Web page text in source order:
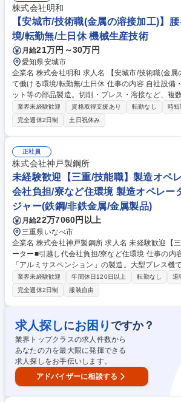
注先の品質管理に関する業務にも携わっていただ
す。【キャリアパス】将来的には当該業務のリー
たいと考えています。 募集職種 ★転勤無【名古屋/品質管理】プライム上
場/世界規模の総合アルミニウムメーカー
株式会社明和
【安城市/技術職(金属の溶接加工)】
境/転勤無/土日休 機械生産技術
月給21万円～30万円
愛知県安城市
企業名 株式会社明和 求人名 【安城市/技術職(金属の溶接加工)】腰を据え
て働ける環境/転勤無/土日休 仕事の内容 自社設備・搬送機械・産業用ロボ
ット等の部品製造。切削・プレス・溶接など、複
す。大手メーカーとの取引も厚い安定企業で、一
ることができます。 レーザー・板金加工・溶接加工といった様々な加工技
術を持っておりますので、多能工を目指すことが
み】当社は精密な金属加工をコア技術としていま
会社FUJI様とのお取引があり、金型の設計から製
行える高い技術力で評価いただいています。レー
幅広い技術から最適な生産を提案し、複合加工で
が対応可能です。 募集職種 【安城市/技術職(金属の溶接加工)】腰を据え
て働ける環境/転勤無/土日休
業界未経験歓迎 資格取得支援あり 転勤なし 時短
完全週休2日制
土日祝休み
正社員
株式会社神戸製鋼所
未経験歓迎【三重/技能職】製造オペ
会社負担/寮など住環境 製造オペレー
ジャー(鉄鋼/非鉄金属/金属製品)
月給22万7060円以上
三重県いなべ市
企業名 株式会社神戸製鋼所 求人名 未経験歓迎【三重/技能職】製造オペレ
ーター■引越し代会社負担/寮など住環境 仕事の内容 EV普及で欠かせない
「アルミサスペンション」の製造。大型プレス機
料を溶かす工程（鋳造）をチームで担当します。2
るため、未経験からでも安心してスタートできます。 【詳細】■アル
ンゴットや再生材料のフォークリフト運搬■溶解炉
による操作■溶解したアルミの攪拌および滓の除
探傷、外観）および払い出し作業 【魅力】自分が
V車に使われ、世界の「環境対応」を支える実感を
いチームで連携するため、一人で抱え込むことは
援も充実しています。 募集職種 未経験歓迎【三重/技能職】製造オペレー
ター■引越し代会社負担/寮など住環境
業界未経験歓迎 年間休日120日以上 転勤なし
退
完全週休2日制
服装自由
求人探しにお困り ですか？
業界トップクラスの求人件数から
あなたの力を最大限に発揮できる
求人探しをお手伝いします。
アドバイザーに相談する